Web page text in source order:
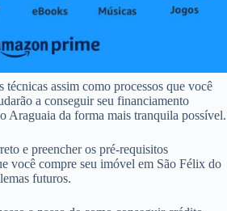
assim como processos que você
a conseguir seu financiamento
Araguaia da forma mais tranquila possível.
e preencher os pré-requisitos
você compre seu imóvel em São Félix do
futuros.